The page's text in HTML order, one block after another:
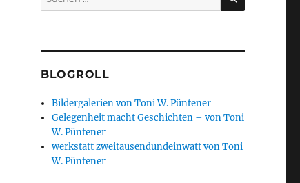
nach:
BLOGROLL
Bildergalerien von Toni W. Püntener
Gelegenheit macht Geschichten – von Toni
W. Püntener
werkstatt zweitausendundeinwatt von Toni
W. Püntener